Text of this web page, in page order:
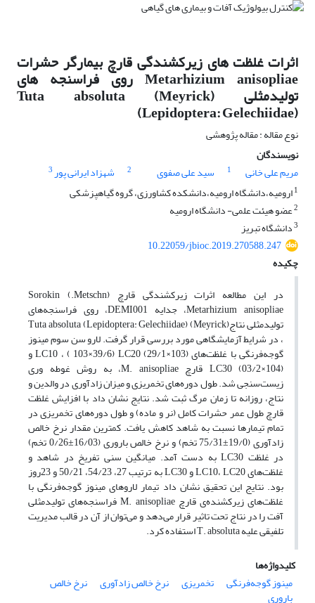
اثرات غلظت های زیرکشندگی قارچ بیمارگر حشرات
Metarhizium anisopliae روی فراسنجه های
تولیدمثلی Tuta absoluta (Meyrick)
(Lepidoptera: Gelechiidae)
نوع مقاله : مقاله پژوهشی
نویسندگان
مریم علی خانی
1 سید علی صفوی 2 شهزاد ایرانی پور3
1ارومیه،دانشگاه ارومیه،دانشکده کشاورزی، گروه گیاهپزشکی
2عضو هیئت علمی- دانشگاه ارومیه
3دانشگاه تبریز
10.22059/jbioc.2019.270588.247
چکیده
در این مطالعه اثرات زیرکشندگی قارچ (Metschn.) Sorokin
Metarhizium anisopliae، جدایه DEMI001، روی فراسنجه‌های
تولیدمثلی نتاج(Meyrick) (Lepidoptera: Gelechiidae) Tuta absoluta
، در شرایط آزمایشگاهی مورد بررسی قرار گرفت. لارو سن سوم مینوز
گوجه‌فرنگی با غلظت‌های (103×29/1) LC10 ، ( 103×39/6) LC20 و
(104×03/2) LC30 قارچ M. anisopliae، به روش غوطه وری
زیست‌سنجی شد. طول دوره‌های تخمریزی و میزان زادآوری در والدین و
نتاج، روزانه تا زمان مرگ ثبت شد. نتایج نشان داد با افزایش غلظت
قارچ طول عمر حشرات کامل (نر و ماده) و طول دوره‌های تخمریزی در
تمام تیمارها نسبت به شاهد کاهش یافت. کمترین مقدار نرخ خالص
زادآوری (19/0±75/31 تخم) و نرخ خالص باروری (16/03±0/26 تخم)
در غلظت LC30 به دست آمد. میانگین سنی تفریخ در شاهد و
غلظت‌های LC10، LC20 و LC30 به ترتیب 27، 54/23، 50/21 و 23روز
بود. نتایج این تحقیق نشان داد تیمار لاروهای مینوز گوجه‌فرنگی با
غلظت‌های زیرکشنده‌ی قارچ M. anisopliae فراسنجه‌های تولیدمثلی
آفت را در نتاج تحت تاثیر قرار می‌دهد و می‌توان از آن در قالب مدیریت
تلفیقی علیه T. absoluta استفاده کرد.
کلیدواژه‌ها
مینوز گوجه‌فرنگی
تخمریزی نرخ خالص زادآوری نرخ خالص
باروری